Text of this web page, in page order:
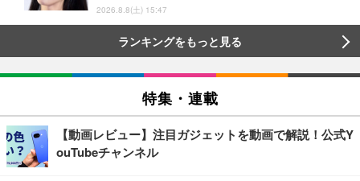
2026.8.8(土) 15:47
ランキングをもっと見る
特集・連載
【動画レビュー】注目ガジェットを動画で解説！公式Y
ouTubeチャンネル